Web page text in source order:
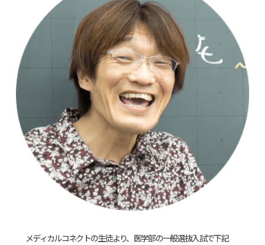
メディカルコネクトの生徒より、医学部の一般選抜入試で下記